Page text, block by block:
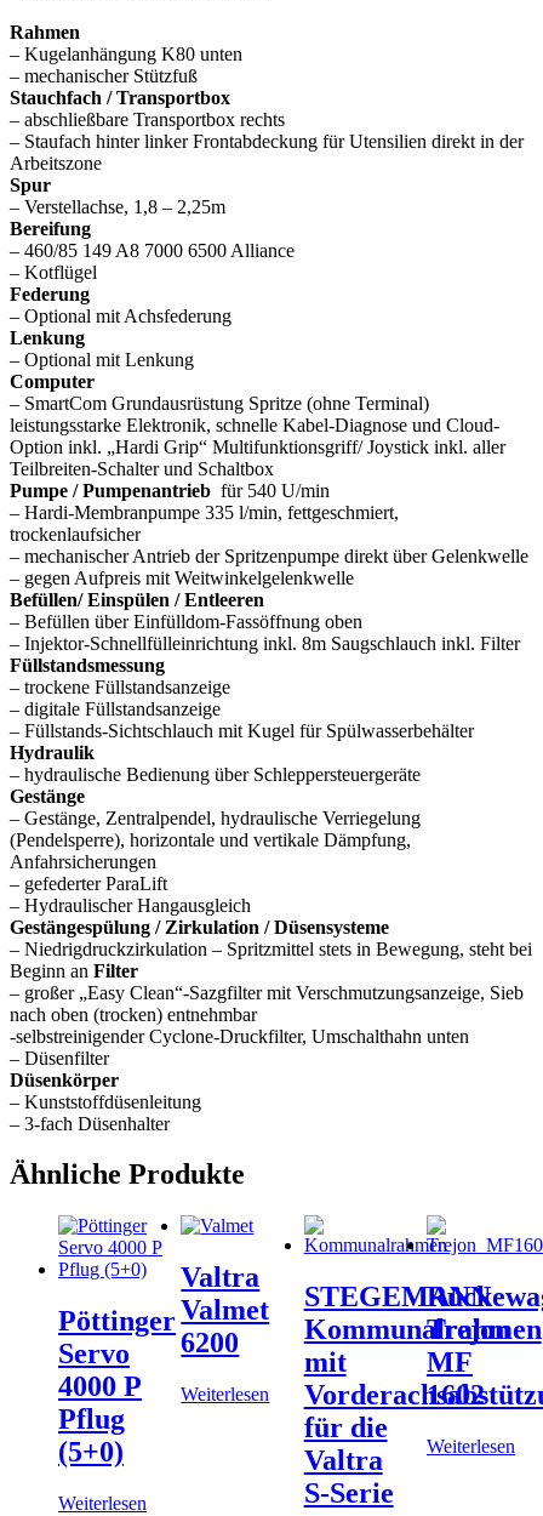
Rahmen
– Kugelanhängung K80 unten
– mechanischer Stützfuß
Stauchfach / Transportbox
– abschließbare Transportbox rechts
– Staufach hinter linker Frontabdeckung für Utensilien direkt in der
Arbeitszone
Spur
– Verstellachse, 1,8 – 2,25m
Bereifung
– 460/85 149 A8 7000 6500 Alliance
– Kotflügel
Federung
– Optional mit Achsfederung
Lenkung
– Optional mit Lenkung
Computer
– SmartCom Grundausrüstung Spritze (ohne Terminal)
leistungsstarke Elektronik, schnelle Kabel-Diagnose und Cloud-
Option inkl. „Hardi Grip“ Multifunktionsgriff/ Joystick inkl. aller
Teilbreiten-Schalter und Schaltbox
Pumpe / Pumpenantrieb für 540 U/min
– Hardi-Membranpumpe 335 l/min, fettgeschmiert,
trockenlaufsicher
– mechanischer Antrieb der Spritzenpumpe direkt über Gelenkwelle
– gegen Aufpreis mit Weitwinkelgelenkwelle
Befüllen/ Einspülen / Entleeren
– Befüllen über Einfülldom-Fassöffnung oben
– Injektor-Schnellfülleinrichtung inkl. 8m Saugschlauch inkl. Filter
Füllstandsmessung
– trockene Füllstandsanzeige
– digitale Füllstandsanzeige
– Füllstands-Sichtschlauch mit Kugel für Spülwasserbehälter
Hydraulik
– hydraulische Bedienung über Schleppersteuergeräte
Gestänge
– Gestänge, Zentralpendel, hydraulische Verriegelung
(Pendelsperre), horizontale und vertikale Dämpfung,
Anfahrsicherungen
– gefederter ParaLift
– Hydraulischer Hangausgleich
Gestängespülung / Zirkulation / Düsensysteme
– Niedrigdruckzirkulation – Spritzmittel stets in Bewegung, steht bei
Beginn an Filter
– großer „Easy Clean“-Sazgfilter mit Verschmutzungsanzeige, Sieb
nach oben (trocken) entnehmbar
-selbstreinigender Cyclone-Druckfilter, Umschalthahn unten
– Düsenfilter
Düsenkörper
– Kunststoffdüsenleitung
– 3-fach Düsenhalter
Ähnliche Produkte
Pöttinger
Servo
4000 P
Pflug
(5+0)
Weiterlesen
Valtra
Valmet
6200
Weiterlesen
STEGEMANN
Kommunalrahmen
mit
für die
Valtra
S-Serie
Trejon
MF
1602
Weiterlesen